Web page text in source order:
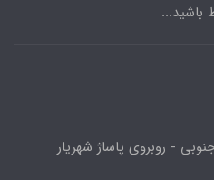
باشید...
- روبروی پاساژ شهریار